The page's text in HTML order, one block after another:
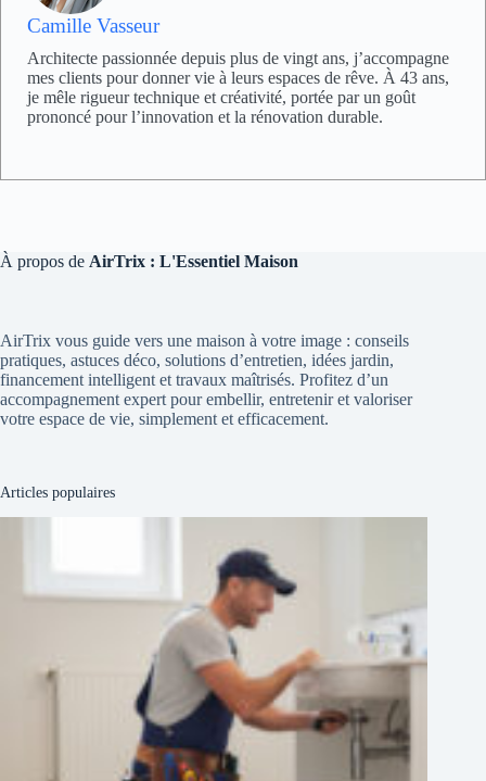
Camille Vasseur
Architecte passionnée depuis plus de vingt ans, j’accompagne
mes clients pour donner vie à leurs espaces de rêve. À 43 ans,
je mêle rigueur technique et créativité, portée par un goût
prononcé pour l’innovation et la rénovation durable.
À propos de AirTrix : L'Essentiel Maison
AirTrix vous guide vers une maison à votre image : conseils
pratiques, astuces déco, solutions d’entretien, idées jardin,
financement intelligent et travaux maîtrisés. Profitez d’un
accompagnement expert pour embellir, entretenir et valoriser
votre espace de vie, simplement et efficacement.
Articles populaires